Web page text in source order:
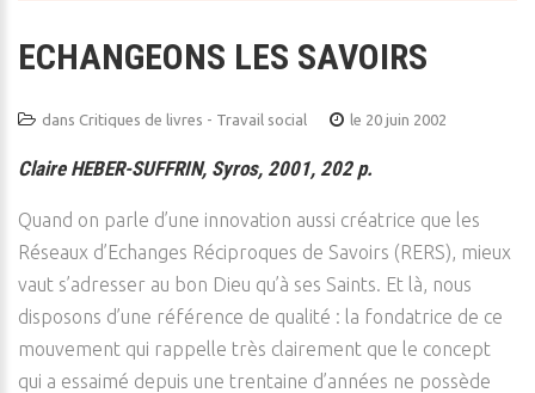
ECHANGEONS LES SAVOIRS
dans Critiques de livres - Travail social le 20 juin 2002
Claire HEBER-SUFFRIN, Syros, 2001, 202 p.
Quand on parle d’une innovation aussi créatrice que les
Réseaux d’Echanges Réciproques de Savoirs (RERS), mieux
vaut s’adresser au bon Dieu qu’à ses Saints. Et là, nous
disposons d’une référence de qualité : la fondatrice de ce
mouvement qui rappelle très clairement que le concept
qui a essaimé depuis une trentaine d’années ne possède